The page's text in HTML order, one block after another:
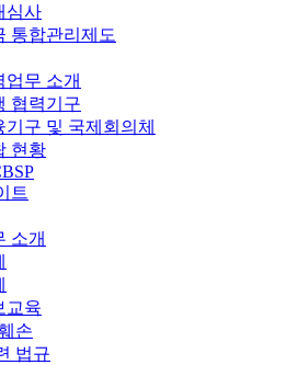
심사
통합관리제도
업무 소개
협력기구
기구 및 국제회의체
현황
트
소개
교육
손
법규